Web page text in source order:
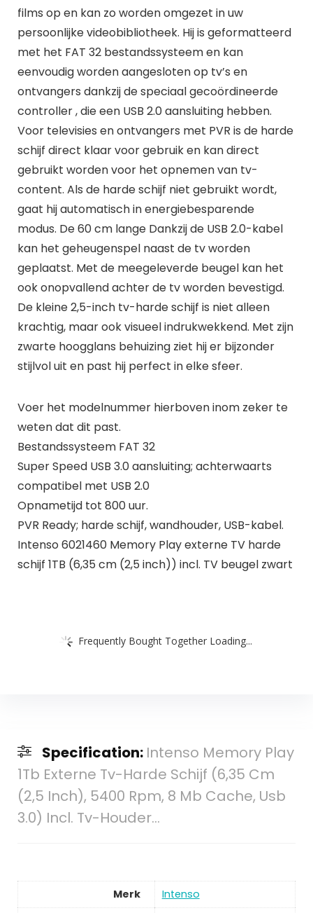
films op en kan zo worden omgezet in uw
persoonlijke videobibliotheek. Hij is geformatteerd
met het FAT 32 bestandssysteem en kan
eenvoudig worden aangesloten op tv’s en
ontvangers dankzij de speciaal gecoördineerde
controller , die een USB 2.0 aansluiting hebben.
Voor televisies en ontvangers met PVR is de harde
schijf direct klaar voor gebruik en kan direct
gebruikt worden voor het opnemen van tv-
content. Als de harde schijf niet gebruikt wordt,
gaat hij automatisch in energiebesparende
modus. De 60 cm lange Dankzij de USB 2.0-kabel
kan het geheugenspel naast de tv worden
geplaatst. Met de meegeleverde beugel kan het
ook onopvallend achter de tv worden bevestigd.
De kleine 2,5-inch tv-harde schijf is niet alleen
krachtig, maar ook visueel indrukwekkend. Met zijn
zwarte hoogglans behuizing ziet hij er bijzonder
stijlvol uit en past hij perfect in elke sfeer.
Voer het modelnummer hierboven inom zeker te
weten dat dit past.
Bestandssysteem FAT 32
Super Speed USB 3.0 aansluiting; achterwaarts
compatibel met USB 2.0
Opnametijd tot 800 uur.
PVR Ready; harde schijf, wandhouder, USB-kabel.
Intenso 6021460 Memory Play externe TV harde
schijf 1TB (6,35 cm (2,5 inch)) incl. TV beugel zwart
Frequently Bought Together Loading...
Specification: Intenso Memory Play
1Tb Externe Tv-Harde Schijf (6,35 Cm
(2,5 Inch), 5400 Rpm, 8 Mb Cache, Usb
3.0) Incl. Tv-Houder…
Merk Intenso